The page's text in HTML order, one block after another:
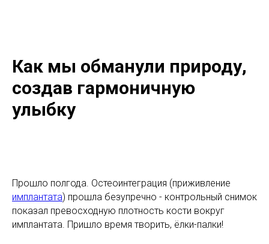
Как мы обманули природу,
создав гармоничную
улыбку
Прошло полгода. Остеоинтеграция (приживление
имплантата) прошла безупречно - контрольный снимок
показал превосходную плотность кости вокруг
имплантата. Пришло время творить, ёлки-палки!